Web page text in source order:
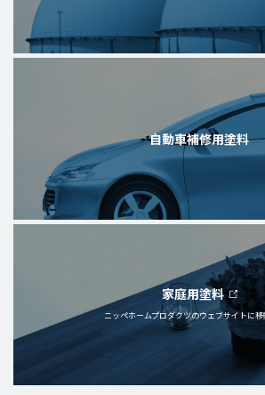
自動車補修用塗料
家庭用塗料
ニッペホームプロダクツのウェブサイトに移